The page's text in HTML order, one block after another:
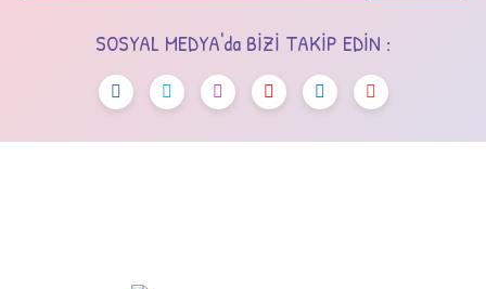
SOSYAL MEDYA'da BİZİ TAKİP EDİN :